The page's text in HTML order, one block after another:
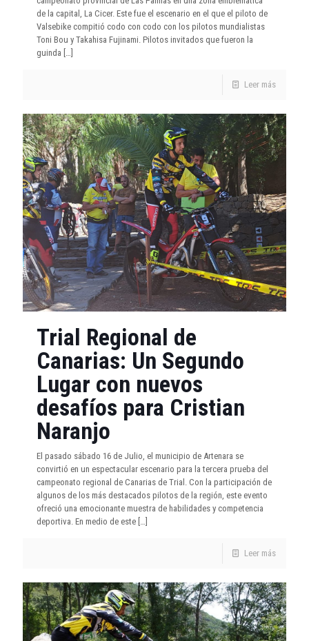
de la capital, La Cicer. Este fue el escenario en el que el piloto de
Valsebike compitió codo con codo con los pilotos mundialistas
Toni Bou y Takahisa Fujinami. Pilotos invitados que fueron la
guinda […]
Leer más
Trial Regional de
Canarias: Un Segundo
Lugar con nuevos
desafíos para Cristian
Naranjo
El pasado sábado 16 de Julio, el municipio de Artenara se
convirtió en un espectacular escenario para la tercera prueba del
campeonato regional de Canarias de Trial. Con la participación de
algunos de los más destacados pilotos de la región, este evento
ofreció una emocionante muestra de habilidades y competencia
deportiva. En medio de este
Leer más